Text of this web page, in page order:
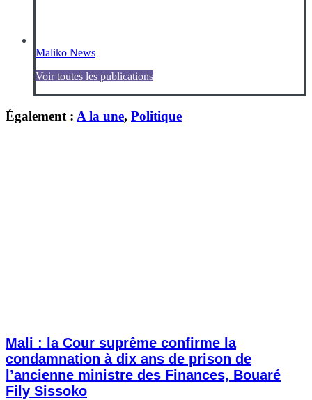
Maliko News
Voir toutes les publications
Également : A la une, Politique
Mali : la Cour suprême confirme la
condamnation à dix ans de prison de
l’ancienne ministre des Finances, Bouaré
Fily Sissoko